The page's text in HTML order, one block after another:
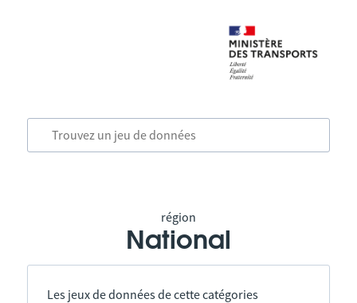
région
National
Les jeux de données de cette catégories